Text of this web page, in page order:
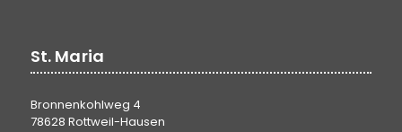
St. Maria
Bronnenkohlweg 4
78628 Rottweil-Hausen